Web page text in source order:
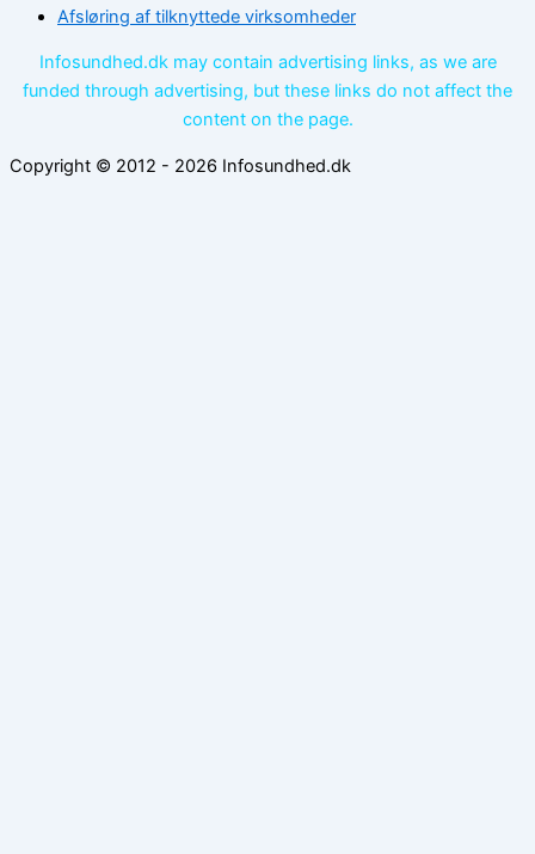
Afsløring af tilknyttede virksomheder
Infosundhed.dk may contain advertising links, as we are
funded through advertising, but these links do not affect the
content on the page.
Copyright © 2012 - 2026 Infosundhed.dk